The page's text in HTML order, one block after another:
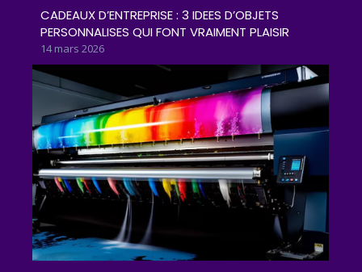
CADEAUX D’ENTREPRISE : 3 IDEES D’OBJETS
PERSONNALISES QUI FONT VRAIMENT PLAISIR
14 mars 2026